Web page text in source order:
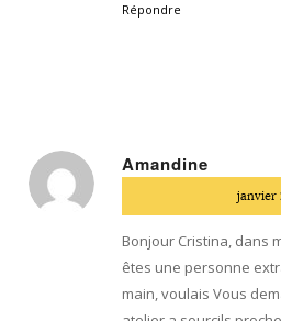
Répondre
Amandine
:
janvier
Bonjour Cristina, dans
êtes une personne
main, voulais Vous